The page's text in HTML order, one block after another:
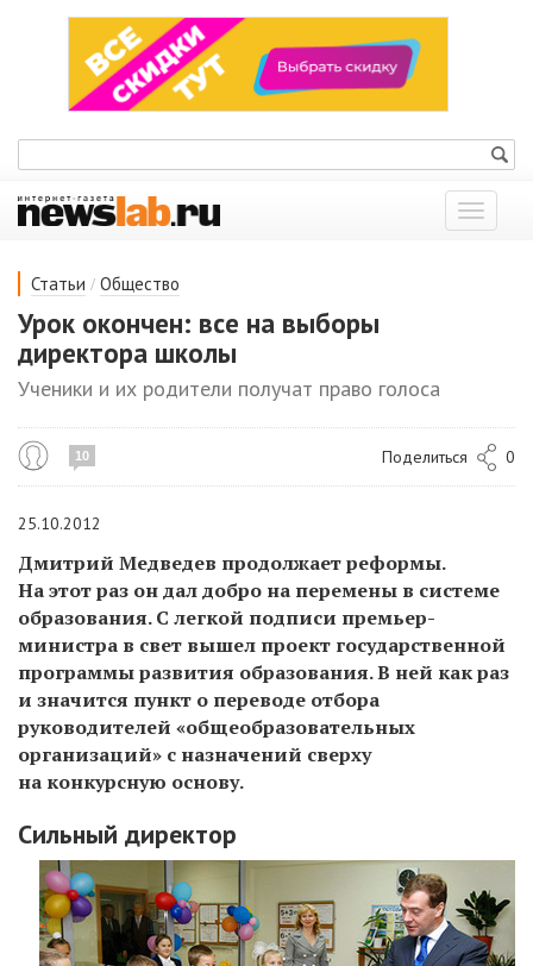
Показать
меню
Статьи / Общество
Урок окончен: все на выборы
директора школы
Ученики и их родители получат право голоса
10 Поделиться 0
25.10.2012
Дмитрий Медведев продолжает реформы.
На этот раз он дал добро на перемены в системе
образования. С легкой подписи премьер-
министра в свет вышел проект государственной
программы развития образования. В ней как раз
и значится пункт о переводе отбора
руководителей «общеобразовательных
организаций» с назначений сверху
на конкурсную основу.
Сильный директор